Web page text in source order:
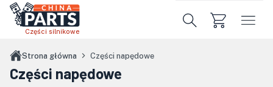
Przejdź do treści głównej
Części silnikowe
Strona główna Części napędowe
Części napędowe